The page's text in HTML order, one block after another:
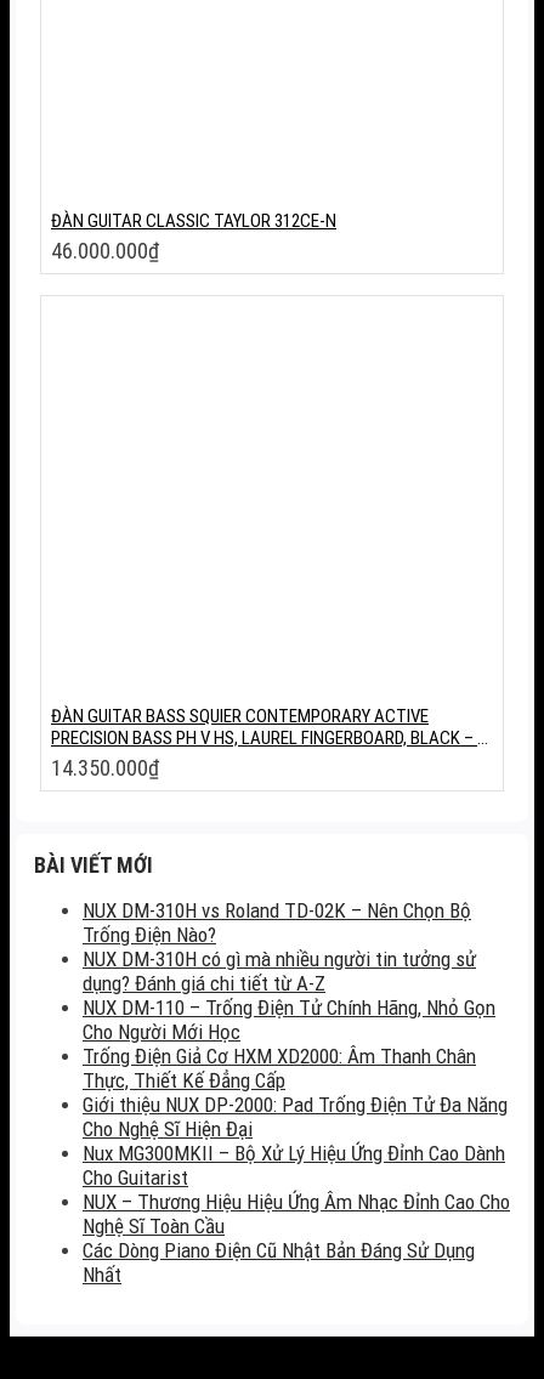
ĐÀN GUITAR CLASSIC TAYLOR 312CE-N
46.000.000₫
ĐÀN GUITAR BASS SQUIER CONTEMPORARY ACTIVE
PRECISION BASS PH V HS, LAUREL FINGERBOARD, BLACK – 5
STRINGS
14.350.000₫
BÀI VIẾT MỚI
NUX DM-310H vs Roland TD-02K – Nên Chọn Bộ
Trống Điện Nào?
NUX DM-310H có gì mà nhiều người tin tưởng sử
dụng? Đánh giá chi tiết từ A-Z
NUX DM-110 – Trống Điện Tử Chính Hãng, Nhỏ Gọn
Cho Người Mới Học
Trống Điện Giả Cơ HXM XD2000: Âm Thanh Chân
Thực, Thiết Kế Đẳng Cấp
Giới thiệu NUX DP-2000: Pad Trống Điện Tử Đa Năng
Cho Nghệ Sĩ Hiện Đại
Nux MG300MKII – Bộ Xử Lý Hiệu Ứng Đỉnh Cao Dành
Cho Guitarist
NUX – Thương Hiệu Hiệu Ứng Âm Nhạc Đỉnh Cao Cho
Nghệ Sĩ Toàn Cầu
Các Dòng Piano Điện Cũ Nhật Bản Đáng Sử Dụng
Nhất